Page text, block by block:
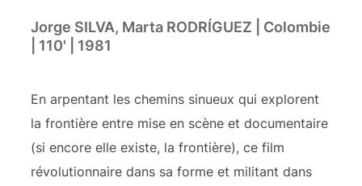
Jorge SILVA, Marta RODRÍGUEZ | Colombie
| 110' | 1981
En arpentant les chemins sinueux qui explorent
la frontière entre mise en scène et documentaire
(si encore elle existe, la frontière), ce film
révolutionnaire dans sa forme et militant dans